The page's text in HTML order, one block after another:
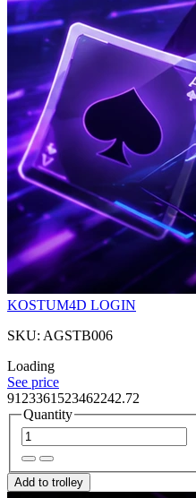
KOSTUM4D LOGIN
SKU: AGSTB006
Loading
See price
9123361523462242.72
Quantity
Add to trolley